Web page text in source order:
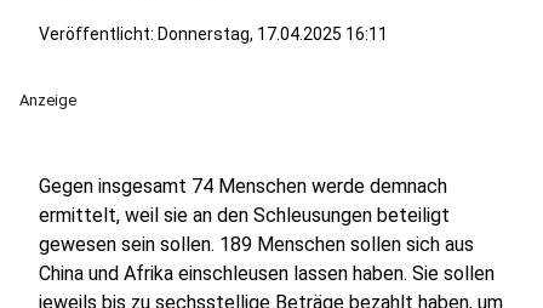
Veröffentlicht: Donnerstag, 17.04.2025 16:11
Anzeige
Gegen insgesamt 74 Menschen werde demnach
ermittelt, weil sie an den Schleusungen beteiligt
gewesen sein sollen. 189 Menschen sollen sich aus
China und Afrika einschleusen lassen haben. Sie sollen
jeweils bis zu sechsstellige Beträge bezahlt haben, um